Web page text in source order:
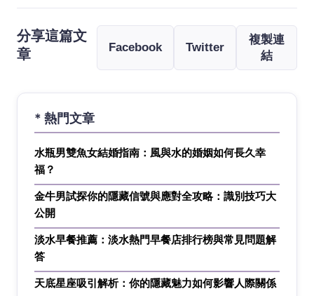
分享這篇文
章
Facebook Twitter
複製連
結
* 熱門文章
水瓶男雙魚女結婚指南：風與水的婚姻如何長久幸
福？
金牛男試探你的隱藏信號與應對全攻略：識別技巧大
公開
淡水早餐推薦：淡水熱門早餐店排行榜與常見問題解
答
天底星座吸引解析：你的隱藏魅力如何影響人際關係